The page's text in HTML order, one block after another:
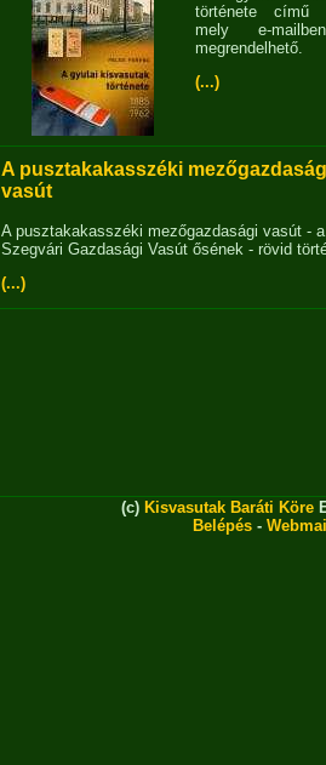
története című
mely e-
megrendelhető.
(...)
A pusztakakasszéki
vasút
A pusztakakasszéki mezőgazdasági vasút - a
Szegvári Gazdasági Vasút ősének - rövid
(...)
(c) Kisvasutak Baráti Köre
Belépés -